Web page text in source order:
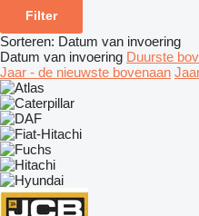
Filter
Sorteren: Datum van invoering
Datum van invoering Duurste
Jaar - de nieuwste bovenaan